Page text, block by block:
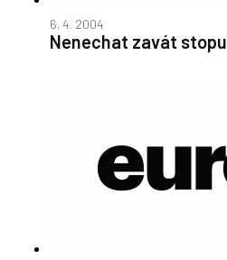
6. 4. 2004
Nenechat zavát stopu